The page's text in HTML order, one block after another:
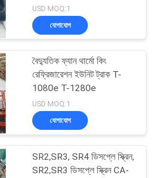
জন্য মেরামত পরিষেবা সহ
USD MOQ:1
যোগাযোগ
বৈদ্যুতিক ফ্যান থার্মো কিং
রেফ্রিজারেশন ইউনিট ট্রাক T-
1080e T-1280e
USD MOQ:1
যোগাযোগ
SR2,SR3, SR4 ডিসপ্লে স্ক্রিন,
SR2,SR3 ডিসপ্লে স্ক্রিন CA-